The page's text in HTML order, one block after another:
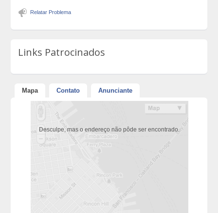
Relatar Problema
Links Patrocinados
Mapa Contato Anunciante
Desculpe, mas o endereço não pôde ser encontrado.